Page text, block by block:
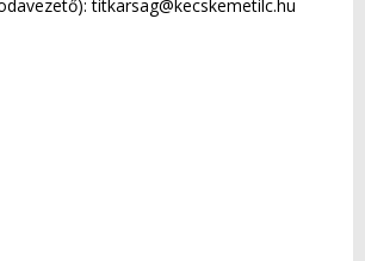
titkarsag@kecskemetilc.hu